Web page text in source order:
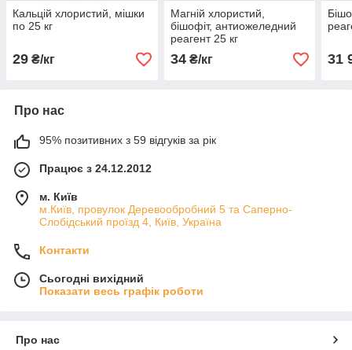
Кальцій хлористий, мішки
по 25 кг
29 ₴/кг
Магній хлористий,
бішофіт, антиожеледний
реагент 25 кг
34₴/кг 31
Про нас
95% позитивних з 59 відгуків за рік
Працює з 24.12.2012
м. Київ
м.Київ, провулок Деревообробний 5 та Саперно-
Слобідський проїзд 4, Київ, Україна
Контакти
Сьогодні вихідний
Показати весь графік роботи
Про нас